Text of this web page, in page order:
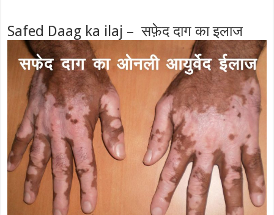
Safed Daag ka ilaj – सफ़ेद दाग का इलाज